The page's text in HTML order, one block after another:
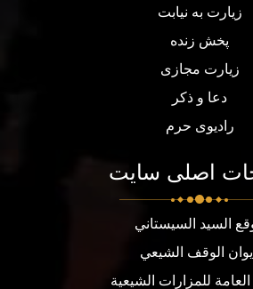
زیارت به نیابت
پخش زنده
زیارت مجازی
دعا و ذکر
رادیوی حرم
اصلی سایت
السيد السيستاني
الوقف الشيعي
العامة للمزارات الشيعية